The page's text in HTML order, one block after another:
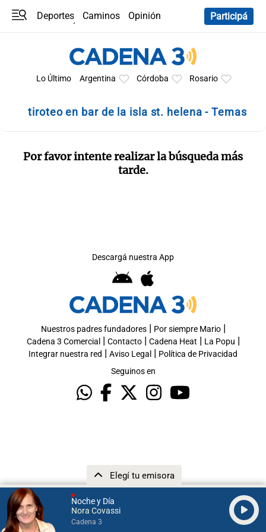
Noche y Día
Nora Covassi
Cadena 3
Elegí tu emisora
Deportes Caminos
Opinión
Participá
Lo Último Argentina Córdoba Rosario
tiroteo en bar de la isla st. helena - Temas
Por favor intente realizar la búsqueda más
tarde.
Descargá nuestra App
Nuestros padres fundadores| Por siempre Mario|
Cadena 3 Comercial | Contacto| Cadena Heat | La Popu |
Integrar nuestra red | Aviso Legal | Política de Privacidad
Seguinos en